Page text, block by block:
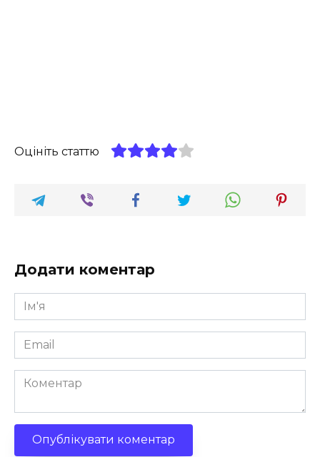
Оцініть статтю
Додати коментар
Ім'я
*
Email
*
Коментар